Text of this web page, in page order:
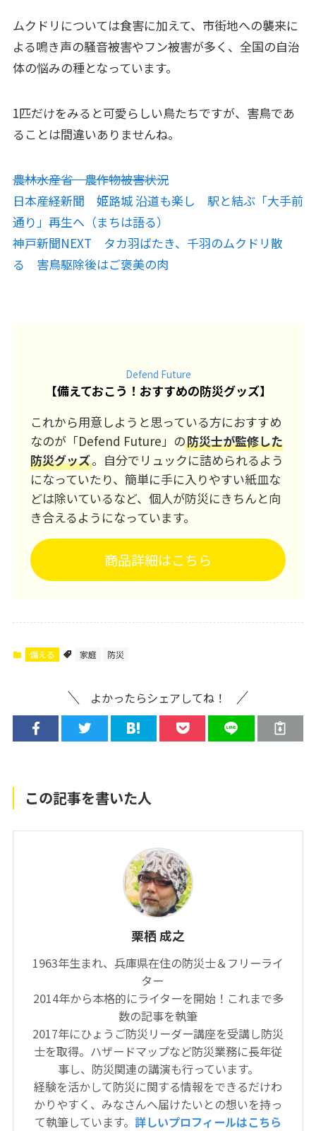
ムクドリについては食害に加えて、市街地への襲来に
よる鳴き声の騒音被害やフン被害が多く、全国の自治
体の悩みの種となっています。
1匹だけをみると可愛らしい鳥たちですが、害鳥であ
ることは間違いありませんね。
農林水産省 農作物被害状況
日本産経新聞 姫路城 沿道も楽し 駅と結ぶ「大手前
通り」再生へ（まちは語る）
神戸新聞NEXT タカ羽ばたき、千羽のムクドリ散
る 害鳥駆除後はご褒美の肉
Defend Future
【備えておこう！おすすめの防災グッズ】
これから用意しようと思っている方におすすめ
なのが「Defend Future」の防災士が監修した
防災グッズ。自分でリュックに詰められるよう
になっていたり、簡単に手に入りやすい紙皿な
どは除いているなど、個人が防災にきちんと向
き合えるようになっています。
商品詳細はこちら
備える 家庭 防災
よかったらシェアしてね！
この記事を書いた人
栗栖 成之
1963年生まれ、兵庫県在住の防災士＆フリーライ
ター
2014年から本格的にライターを開始！これまで多
数の記事を執筆
2017年にひょうご防災リーダー講座を受講し防災
士を取得。ハザードマップなど防災業務に長年従
事し、防災関連の講演も行っています。
経験を活かして防災に関する情報をできるだけわ
かりやすく、みなさんへ届けたいとの想いを持っ
て執筆しています。 詳しいプロフィールはこちら